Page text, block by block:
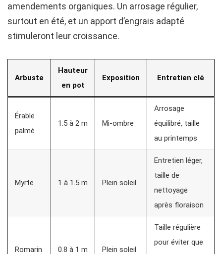
amendements organiques. Un arrosage régulier,
surtout en été, et un apport d’engrais adapté
stimuleront leur croissance.
Arbuste
Hauteur
en pot
Exposition Entretien clé
Érable
palmé
1.5 à 2 m Mi-ombre
Arrosage
équilibré, taille
au printemps
Myrte 1 à 1.5 m Plein soleil
Entretien léger,
taille de
nettoyage
après floraison
Romarin 0.8 à 1 m Plein soleil
Taille régulière
pour éviter que